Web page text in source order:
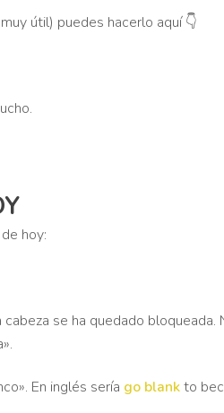
útil) puedes hacerlo aquí 👇
hoy:
se ha quedado
En inglés sería go blankto